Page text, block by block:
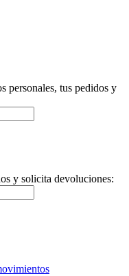
personales, tus pedidos y
y solicita devoluciones: